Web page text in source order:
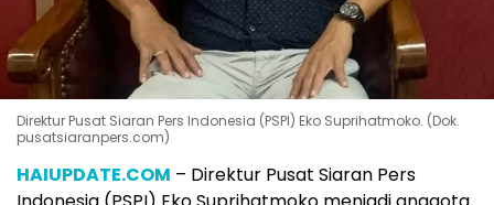
Direktur Pusat Siaran Pers Indonesia (PSPI) Eko Suprihatmoko. (Dok.
pusatsiaranpers.com)
HAIUPDATE.COM – Direktur Pusat Siaran Pers